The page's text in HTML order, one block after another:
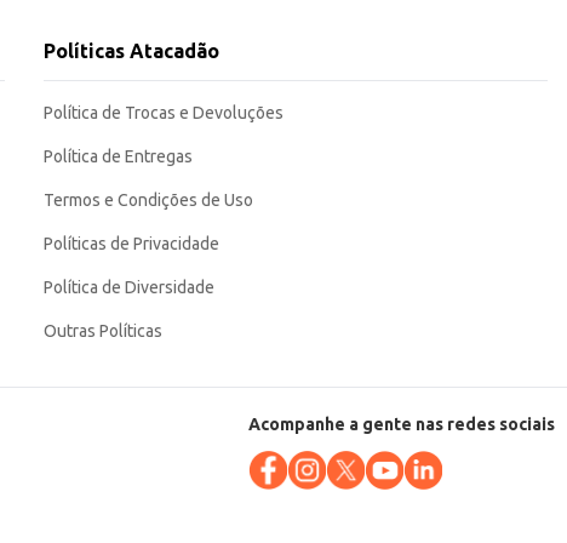
Políticas Atacadão
Política de Trocas e Devoluções
Política de Entregas
Termos e Condições de Uso
Políticas de Privacidade
Política de Diversidade
Outras Políticas
Acompanhe a gente nas redes sociais